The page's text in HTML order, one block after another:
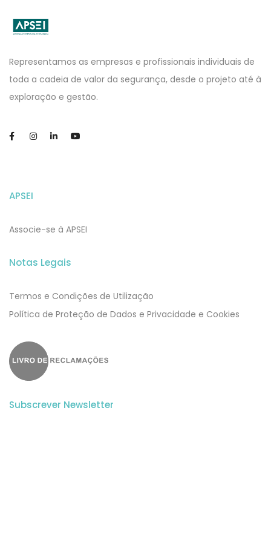
Representamos as empresas e profissionais individuais de
toda a cadeia de valor da segurança, desde o projeto até à
exploração e gestão.
APSEI
Associe-se à APSEI
Notas Legais
Termos e Condições de Utilização
​​Política de Proteção de Dados e Privacidade e Cookies
Subscrever Newsletter